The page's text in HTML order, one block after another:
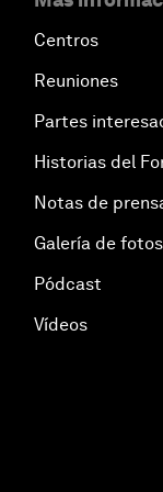
Centros
Reuniones
Partes
Historias del
Notas de
Galería de fotos
Pódcast
Vídeos